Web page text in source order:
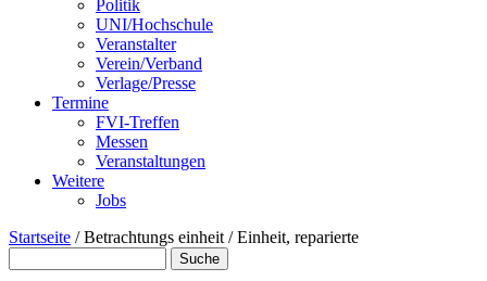
Politik
UNI/Hochschule
Veranstalter
Verein/Verband
Verlage/Presse
Termine
FVI-Treffen
Messen
Veranstaltungen
Weitere
Jobs
Startseite /Betrachtungs einheit / Einheit, reparierte